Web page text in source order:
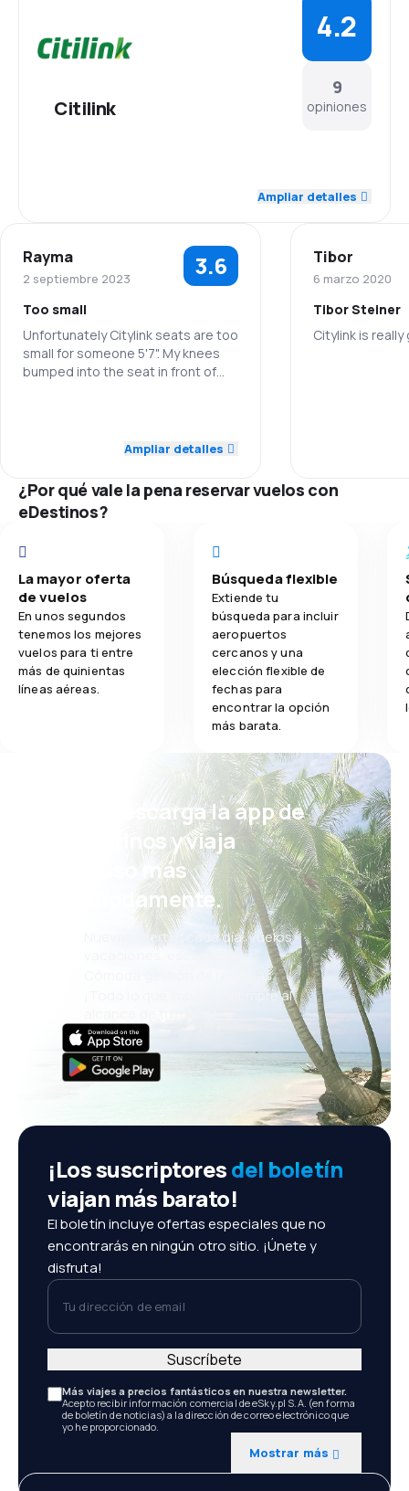
Citilink
9
opiniones
4.2
Red de conexiones 4.4
Precio del billete 4.4
Comodidad de viaje
Ampliar detalles
Rayma
2 septiembre 2023 3.6
Too small
Unfortunately Citylink seats are too
small for someone 5'7". My knees
bumped into the seat in front of
looking plant but not satisfactory
5.0
Red de conexiones 5.0
5.0
Comodidad de viaje 1.0
Transporte de equipaje 5.0
Comidas 1.0
Ampliar detalles
Tibor
6 marzo 2020
Tibor Steiner
Citylink is
Comodidad
Transporte
¿Por qué vale la pena reservar vuelos con
eDestinos?
La mayor oferta
de vuelos
En unos segundos
tenemos los mejores
vuelos para ti entre
más de quinientas
líneas aéreas.
Búsqueda flexible
Extiende tu
búsqueda para incluir
aeropuertos
cercanos y una
elección flexible de
fechas para
encontrar la opción
más barata.
¡Eh! Descarga la app de
eDestinos y viaja
incluso más
cómodamente.
Nuevas ofertas cada día: vuelos,
vacaciones, escapadas
Cómoda gestión de reservas
¡Todo lo que importa, siempre al
¡Los suscriptoresdel boletín
viajan más barato!
El boletín incluye ofertas especiales que no
encontrarás en ningún otro sitio. ¡Únete y
disfruta!
Tu dirección de email
Más viajes a precios fantásticos en nuestra newsletter.
Acepto recibir información comercial de eSky.pl S.A. (en forma
de boletín de noticias) a la dirección de correo electrónico que
yo he proporcionado.
Mostrar más
Suscríbete